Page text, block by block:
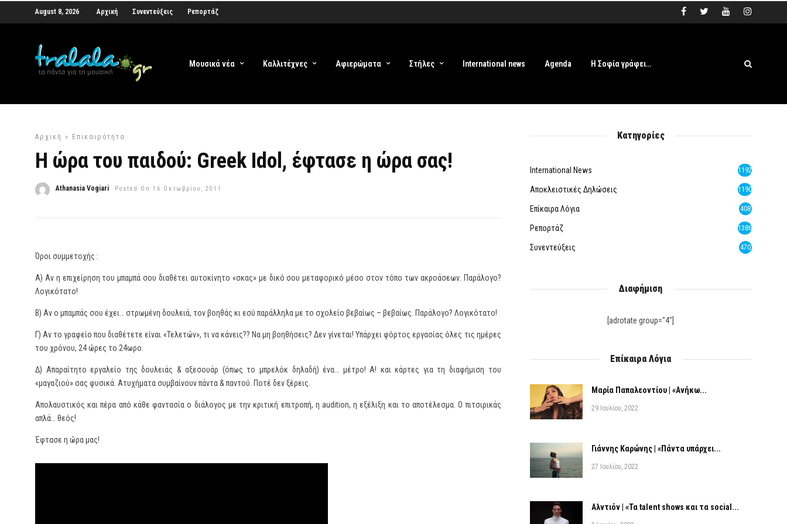
August 8, 2026 Αρχική Συνεντεύξεις Ρεπορτάζ
Μουσικά νέα Καλλιτέχνες Αφιερώματα Στήλες International news Agenda Η Σοφία γράφει…
Αρχική » Επικαιρότητα
Η ώρα του παιδού: Greek Idol, έφτασε η ώρα σας!
Athanasia Vogiari Posted On 16 Οκτωβρίου, 2011
Όροι συμμετοχής :
Α) Αν η επιχείρηση του μπαμπά σου διαθέτει αυτοκίνητο «σκας» με δικό σου μεταφορικό μέσο στον τόπο των ακροάσεων. Παράλογο?
Λογικότατο!
Β) Αν ο μπαμπάς σου έχει… στρωμένη δουλειά, τον βοηθάς κι εσύ παράλληλα με το σχολείο βεβαίως – βεβαίως. Παράλογο? Λογικότατο!
Γ) Αν το γραφείο που διαθέτετε είναι «Τελετών», τι να κάνεις?? Να μη βοηθήσεις? Δεν γίνεται! Υπάρχει φόρτος εργασίας όλες τις ημέρες
του χρόνου, 24 ώρες το 24ωρο.
Δ) Απαραίτητο εργαλείο της δουλειάς & αξεσουάρ (όπως το μπρελόκ δηλαδή) ένα… μέτρο! Α! και κάρτες για τη διαφήμιση του
«μαγαζιού» σας φυσικά. Ατυχήματα συμβαίνουν πάντα & παντού. Ποτέ δεν ξέρεις.
Απολαυστικός και πέρα από κάθε φαντασία ο διάλογος με την κριτική επιτροπή, η audition, η εξέλιξη και το αποτέλεσμα. Ο πιτσιρικάς
απλά… θεός!
Έφτασε η ώρα μας!
Κατηγορίες
International News 1192
Αποκλειστικές Δηλώσεις 1190
Επίκαιρα Λόγια 408
Ρεπορτάζ 1386
Συνεντεύξεις 470
Διαφήμιση
[adrotate group="4"]
Επίκαιρα Λόγια
Μαρία Παπαλεοντίου | «Ανήκω...
29 Ιουλίου, 2022
Γιάννης Καρώνης | «Πάντα υπάρχει...
27 Ιουλίου, 2022
Αλντιόν | «Τα talent shows και τα social...